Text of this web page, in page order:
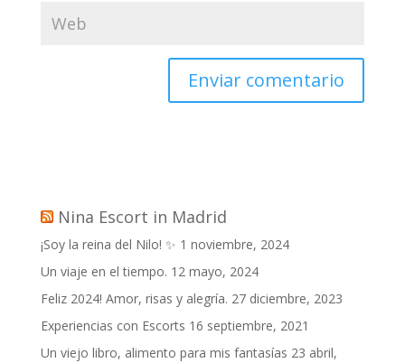
Nina Escort in Madrid
¡Soy la reina del Nilo! ✨ 1 noviembre, 2024
Un viaje en el tiempo. 12 mayo, 2024
Feliz 2024! Amor, risas y alegría. 27 diciembre, 2023
Experiencias con Escorts 16 septiembre, 2021
Un viejo libro, alimento para mis fantasías 23 abril,